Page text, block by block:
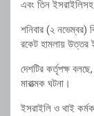
এবং তিন
শনিবার (২ নভেম্বর)
রকেট হামলায় উত্তর
দেশটির কর্তৃপক্ষ
মারাত্মক ঘটনা।
ইসরাইলি ও থাই